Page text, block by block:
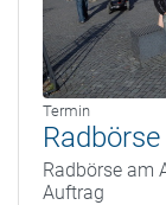
Termin
Radbörse am
Auftrag